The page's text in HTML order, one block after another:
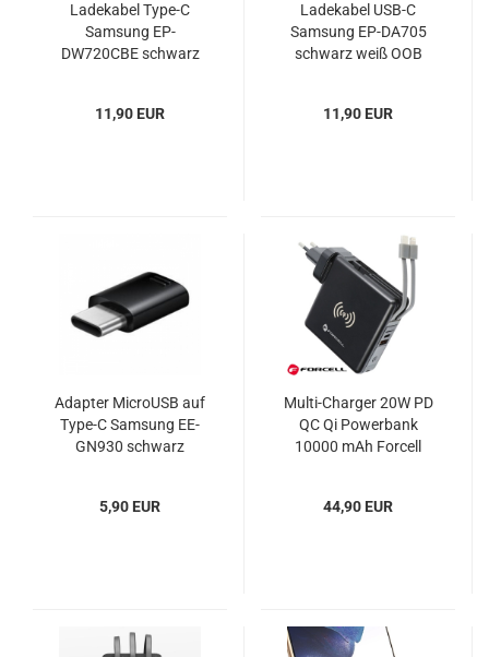
Ladekabel Type-C
Samsung EP-
DW720CBE schwarz
11,90 EUR
Ladekabel USB-C
Samsung EP-DA705
schwarz weiß OOB
11,90 EUR
Adapter MicroUSB auf
Type-C Samsung EE-
GN930 schwarz
5,90 EUR
Multi-Charger 20W PD
QC Qi Powerbank
10000 mAh Forcell
44,90 EUR